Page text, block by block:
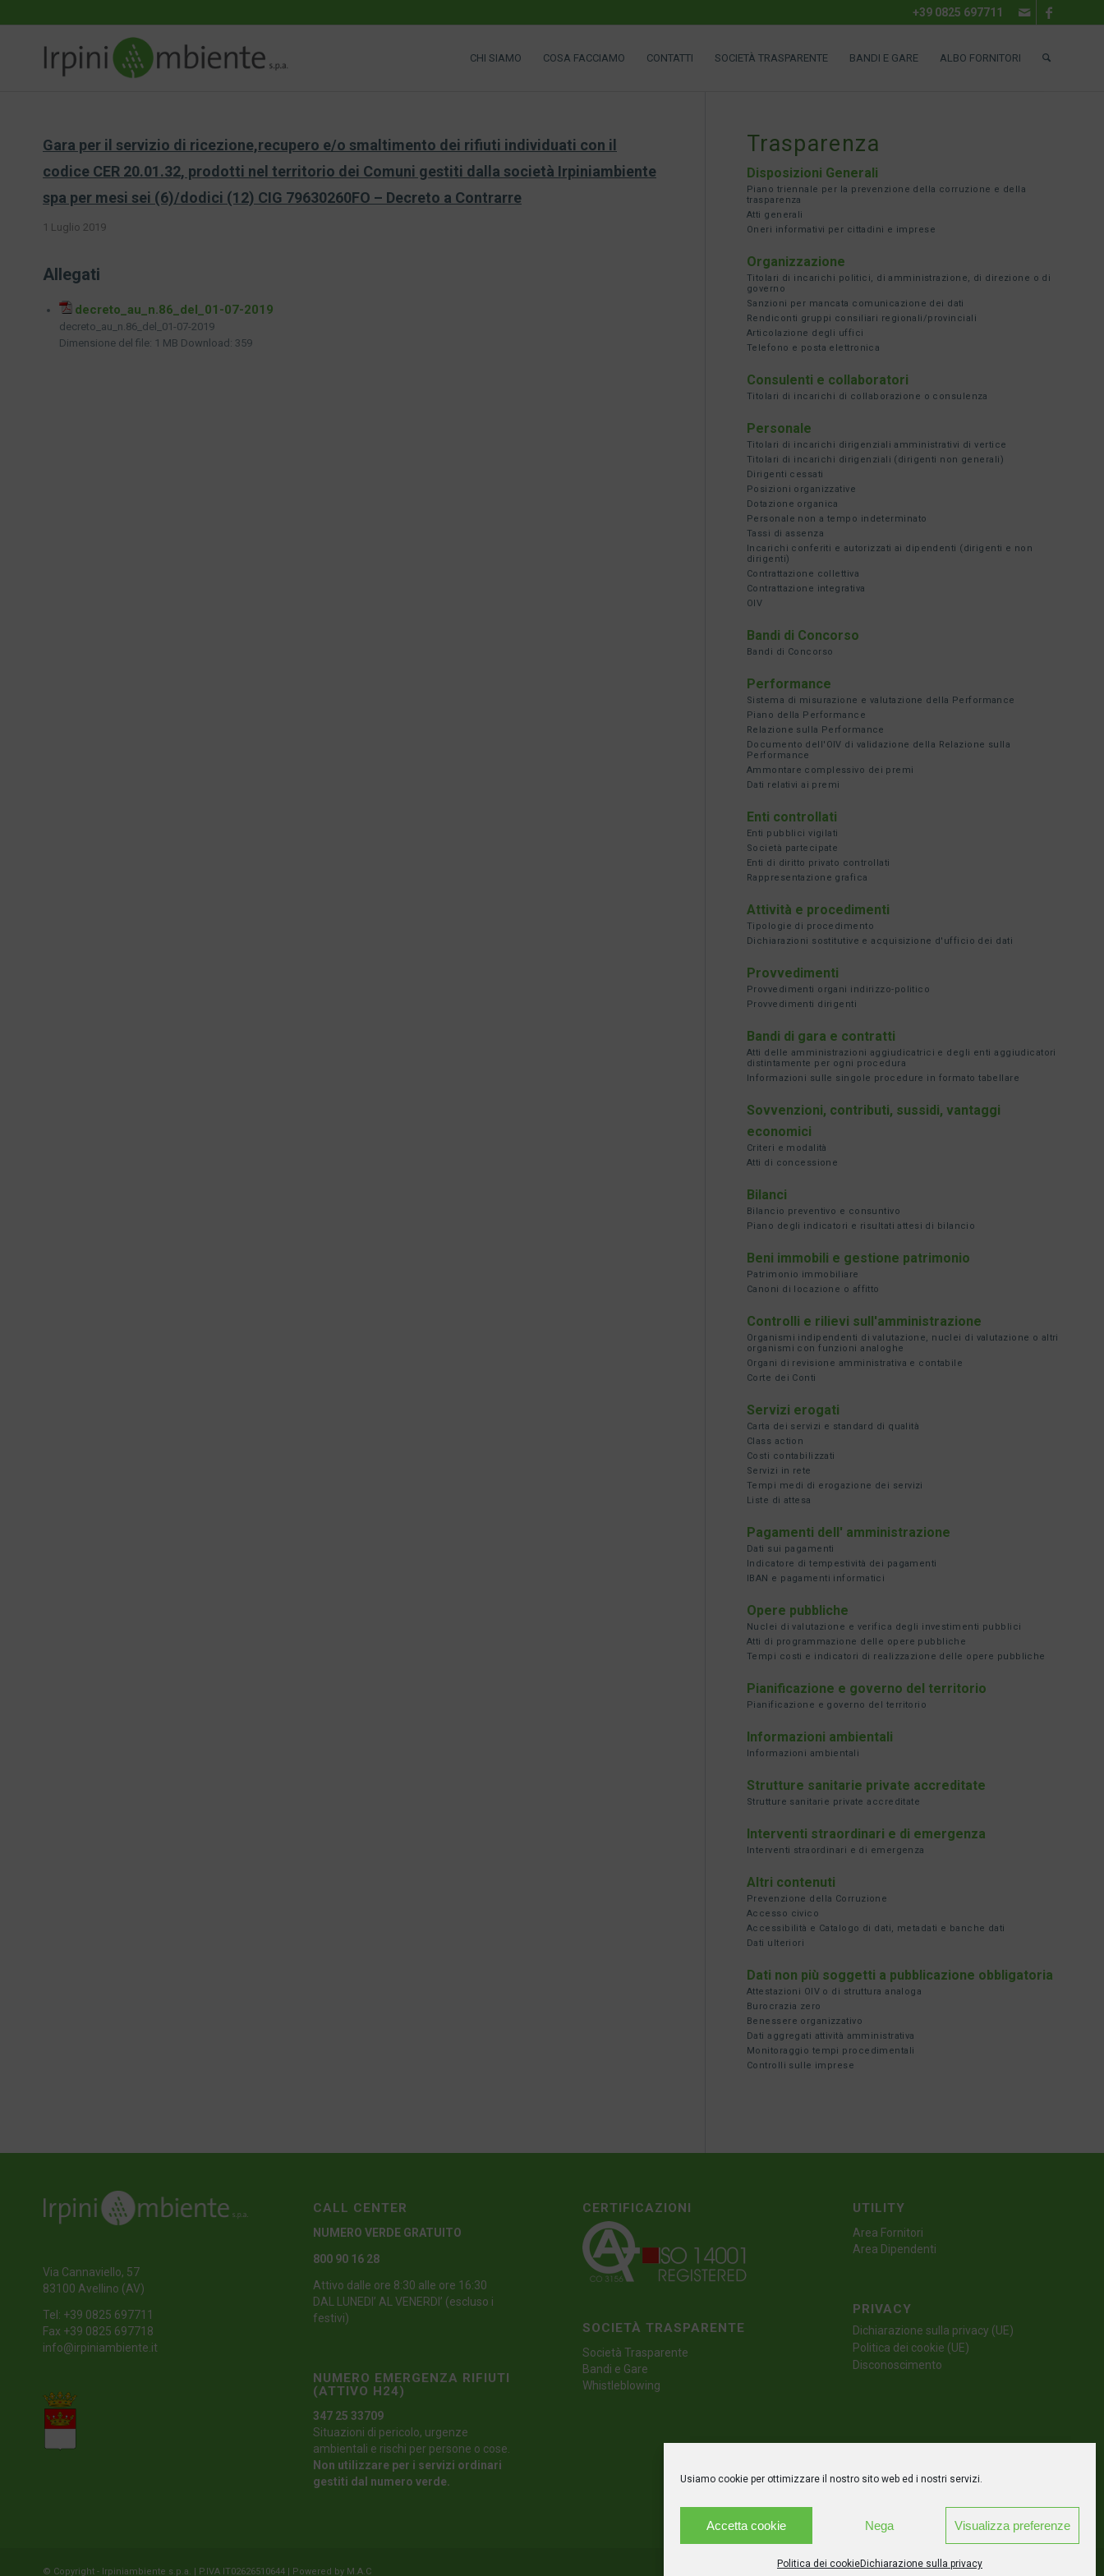
Usiamo cookie per ottimizzare il nostro sito web ed i nostri servizi.
Accetta cookie Nega Visualizza preferenze
Politica dei cookieDichiarazione sulla privacy
+39 0825 697711
CHI SIAMO COSA FACCIAMO CONTATTI SOCIETÀ TRASPARENTE BANDI E GARE ALBO FORNITORI
Gara per il servizio di ricezione,recupero e/o smaltimento dei rifiuti individuati con il
codice CER 20.01.32, prodotti nel territorio dei Comuni gestiti dalla società Irpiniambiente
spa per mesi sei (6)/dodici (12) CIG 79630260FO – Decreto a Contrarre
1 Luglio 2019
Allegati
decreto_au_n.86_del_01-07-2019
decreto_au_n.86_del_01-07-2019
Dimensione del file: 1 MB Download: 359
Trasparenza
Disposizioni Generali
Piano triennale per la prevenzione della corruzione e della
trasparenza
Atti generali
Oneri informativi per cittadini e imprese
Organizzazione
Titolari di incarichi politici, di amministrazione, di direzione o di
governo
Sanzioni per mancata comunicazione dei dati
Rendiconti gruppi consiliari regionali/provinciali
Articolazione degli uffici
Telefono e posta elettronica
Consulenti e collaboratori
Titolari di incarichi di collaborazione o consulenza
Personale
Titolari di incarichi dirigenziali amministrativi di vertice
Titolari di incarichi dirigenziali (dirigenti non generali)
Dirigenti cessati
Posizioni organizzative
Dotazione organica
Personale non a tempo indeterminato
Tassi di assenza
Incarichi conferiti e autorizzati ai dipendenti (dirigenti e non
dirigenti)
Contrattazione collettiva
Contrattazione integrativa
OIV
Bandi di Concorso
Bandi di Concorso
Performance
Sistema di misurazione e valutazione della Performance
Piano della Performance
Relazione sulla Performance
Documento dell'OIV di validazione della Relazione sulla
Performance
Ammontare complessivo dei premi
Dati relativi ai premi
Enti controllati
Enti pubblici vigilati
Società partecipate
Enti di diritto privato controllati
Rappresentazione grafica
Attività e procedimenti
Tipologie di procedimento
Dichiarazioni sostitutive e acquisizione d'ufficio dei dati
Provvedimenti
Provvedimenti organi indirizzo-politico
Provvedimenti dirigenti
Bandi di gara e contratti
Atti delle amministrazioni aggiudicatrici e degli enti aggiudicatori
distintamente per ogni procedura
Informazioni sulle singole procedure in formato tabellare
Sovvenzioni, contributi, sussidi, vantaggi
economici
Criteri e modalità
Atti di concessione
Bilanci
Bilancio preventivo e consuntivo
Piano degli indicatori e risultati attesi di bilancio
Beni immobili e gestione patrimonio
Patrimonio immobiliare
Canoni di locazione o affitto
Controlli e rilievi sull'amministrazione
Organismi indipendenti di valutazione, nuclei di valutazione o altri
organismi con funzioni analoghe
Organi di revisione amministrativa e contabile
Corte dei Conti
Servizi erogati
Carta dei servizi e standard di qualità
Class action
Costi contabilizzati
Servizi in rete
Tempi medi di erogazione dei servizi
Liste di attesa
Pagamenti dell' amministrazione
Dati sui pagamenti
Indicatore di tempestività dei pagamenti
IBAN e pagamenti informatici
Opere pubbliche
Nuclei di valutazione e verifica degli investimenti pubblici
Atti di programmazione delle opere pubbliche
Tempi costi e indicatori di realizzazione delle opere pubbliche
Pianificazione e governo del territorio
Pianificazione e governo del territorio
Informazioni ambientali
Informazioni ambientali
Strutture sanitarie private accreditate
Strutture sanitarie private accreditate
Interventi straordinari e di emergenza
Interventi straordinari e di emergenza
Altri contenuti
Prevenzione della Corruzione
Accesso civico
Accessibilità e Catalogo di dati, metadati e banche dati
Dati ulteriori
Dati non più soggetti a pubblicazione obbligatoria
Attestazioni OIV o di struttura analoga
Burocrazia zero
Benessere organizzativo
Dati aggregati attività amministrativa
Monitoraggio tempi procedimentali
Controlli sulle imprese
Via Cannaviello, 57
83100 Avellino (AV)
Tel: +39 0825 697711
Fax +39 0825 697718
info@irpiniambiente.it
CALL CENTER
NUMERO VERDE GRATUITO
800 90 16 28
Attivo dalle ore 8:30 alle ore 16:30
DAL LUNEDI’ AL VENERDI’ (escluso i
festivi)
NUMERO EMERGENZA RIFIUTI
(ATTIVO H24)
347 25 33709
Situazioni di pericolo, urgenze
ambientali e rischi per persone o cose.
Non utilizzare per i servizi ordinari
gestiti dal numero verde.
CERTIFICAZIONI
SOCIETÀ TRASPARENTE
Società Trasparente
Bandi e Gare
Whistleblowing
UTILITY
Area Fornitori
Area Dipendenti
PRIVACY
Dichiarazione sulla privacy (UE)
Politica dei cookie (UE)
Disconoscimento
© Copyright - Irpiniambiente s.p.a. | P.IVA IT02626510644 | Powered by M.A.C